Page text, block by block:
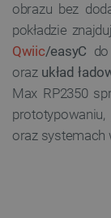
obrazu bez
pokładzie
Qwiic/easyC
oraz układ
Max RP2350
oraz systemach